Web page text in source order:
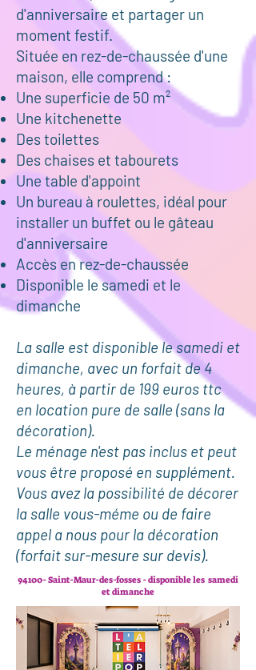
d'anniversaire et partager un
moment festif.
Située en rez-de-chaussée d'une
maison, elle comprend :
Une superficie de 50 m²
Une kitchenette
Des toilettes
Des chaises et tabourets
Une table d'appoint
Un bureau à roulettes, idéal pour
installer un buffet ou le gâteau
d'anniversaire
Accès en rez-de-chaussée
Disponible le samedi et le
dimanche
La salle est disponible le samedi et
dimanche, avec un forfait de 4
heures, à partir de 199 euros ttc
en location pure de salle (sans la
décoration).
Le ménage n'est pas inclus et peut
vous être proposé en supplément.
Vous avez la possibilité de décorer
la salle vous-méme ou de faire
appel a nous pour la décoration
(forfait sur-mesure sur devis).
94100- Saint-Maur-des-fosses - disponible les samedi
et dimanche